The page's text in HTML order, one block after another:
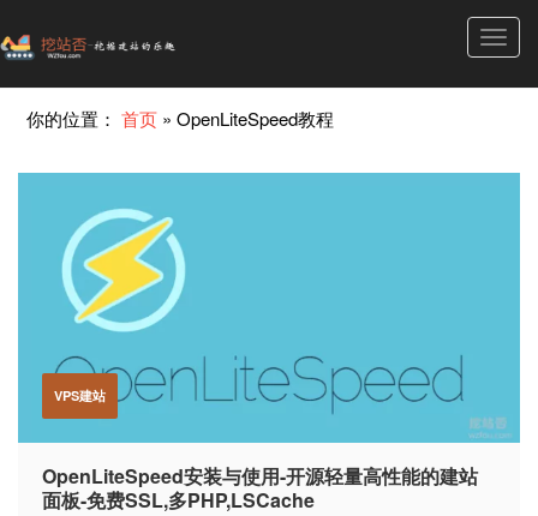
你的位置：首页 »OpenLiteSpeed教程
VPS建站
OpenLiteSpeed安装与使用-开源轻量高性能的建站
面板-免费SSL,多PHP,LSCache